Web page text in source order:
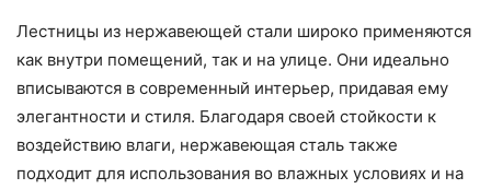
Лестницы из нержавеющей стали широко применяются
как внутри помещений, так и на улице. Они идеально
вписываются в современный интерьер, придавая ему
элегантности и стиля. Благодаря своей стойкости к
воздействию влаги, нержавеющая сталь также
подходит для использования во влажных условиях и на